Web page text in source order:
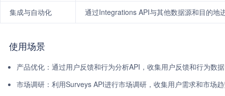
集成与自动化 通过Integrations API与其他数据源和目的地
使用场景
产品优化：通过用户反馈和行为分析API，收集用户反馈和行为数
市场调研：利用Surveys API进行市场调研，收集用户需求和市场